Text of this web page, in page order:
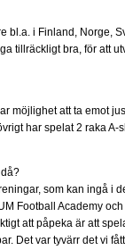
bl.a. i Finland, Norge,
tillräckligt bra, för att
möjlighet att ta emot
har spelat 2 raka
som kan ingå i
Football Academy
att påpeka är att
Det var tyvärr det vi